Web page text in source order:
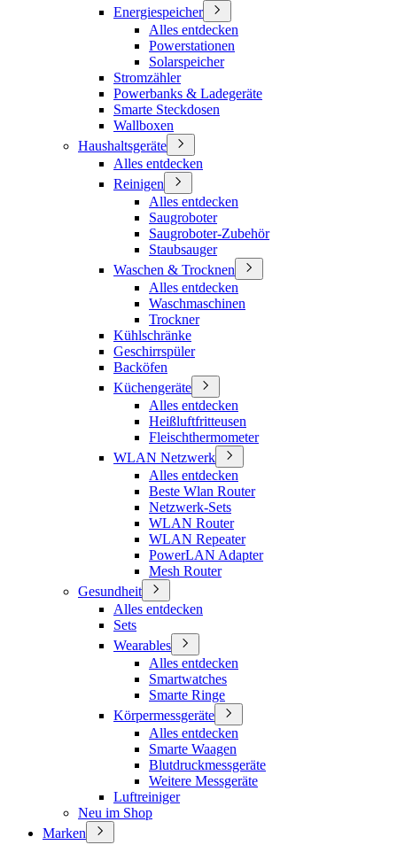
Energiespeicher
Alles entdecken
Powerstationen
Solarspeicher
Stromzähler
Powerbanks & Ladegeräte
Smarte Steckdosen
Wallboxen
Haushaltsgeräte
Alles entdecken
Reinigen
Alles entdecken
Saugroboter
Saugroboter-Zubehör
Staubsauger
Waschen & Trocknen
Alles entdecken
Waschmaschinen
Trockner
Kühlschränke
Geschirrspüler
Backöfen
Küchengeräte
Alles entdecken
Heißluftfritteusen
Fleischthermometer
WLAN Netzwerk
Alles entdecken
Beste Wlan Router
Netzwerk-Sets
WLAN Router
WLAN Repeater
PowerLAN Adapter
Mesh Router
Gesundheit
Alles entdecken
Sets
Wearables
Alles entdecken
Smartwatches
Smarte Ringe
Körpermessgeräte
Alles entdecken
Smarte Waagen
Blutdruckmessgeräte
Weitere Messgeräte
Luftreiniger
Neu im Shop
Marken